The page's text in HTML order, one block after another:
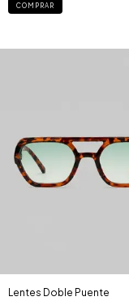
Lentes Doble Puente